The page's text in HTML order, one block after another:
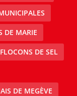
DE MARIE
FLOCONS DE SEL
DE MEGÈVE